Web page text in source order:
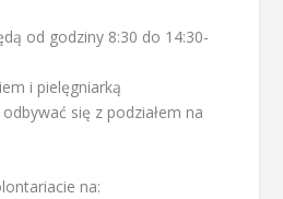
od godziny 8:30 do 14:30-
i pielęgniarką
się z podziałem na
na: